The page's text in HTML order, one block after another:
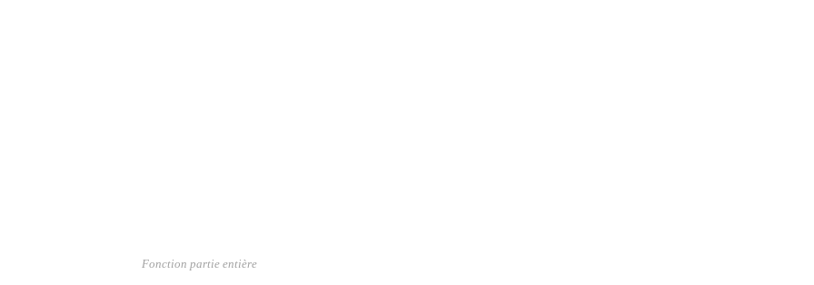
Fonction partie entière